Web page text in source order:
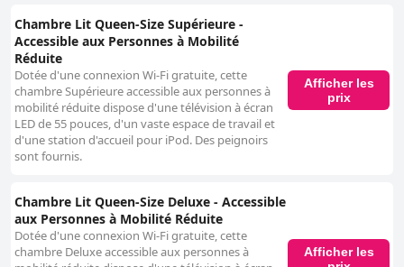
Chambre Lit Queen-Size Supérieure -
Accessible aux Personnes à Mobilité
Réduite
Dotée d'une connexion Wi-Fi gratuite, cette
chambre Supérieure accessible aux personnes à
mobilité réduite dispose d'une télévision à écran
LED de 55 pouces, d'un vaste espace de travail et
d'une station d'accueil pour iPod. Des peignoirs
sont fournis.
Afficher les
prix
Chambre Lit Queen-Size Deluxe - Accessible
aux Personnes à Mobilité Réduite
Dotée d'une connexion Wi-Fi gratuite, cette
chambre Deluxe accessible aux personnes à
Afficher les